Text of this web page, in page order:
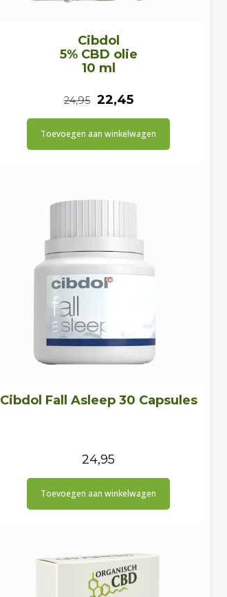
Cibdol
5% CBD olie
10 ml
24,95 Oorspronkelijke
prijs
22,45Huidige
prijs
is:
Toevoegen aan winkelwagen
Cibdol Fall Asleep 30 Capsules
24,95
Toevoegen aan winkelwagen